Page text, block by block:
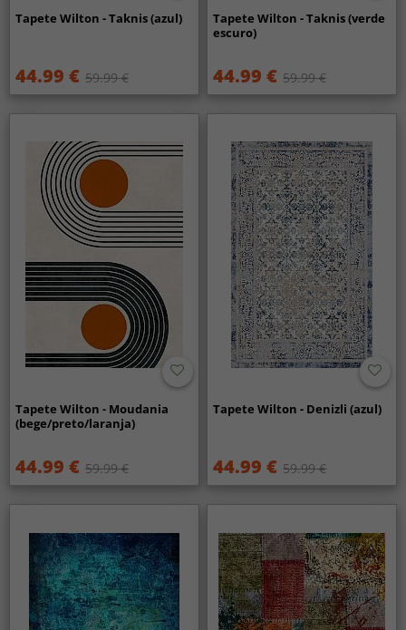
Tapete Wilton - Taknis (azul)
44.99 € 59.99 €
Tapete Wilton - Taknis (verde
escuro)
44.99 € 59.99 €
Tapete Wilton - Moudania
(bege/preto/laranja)
44.99 € 59.99 €
Tapete Wilton - Denizli (azul)
44.99 € 59.99 €